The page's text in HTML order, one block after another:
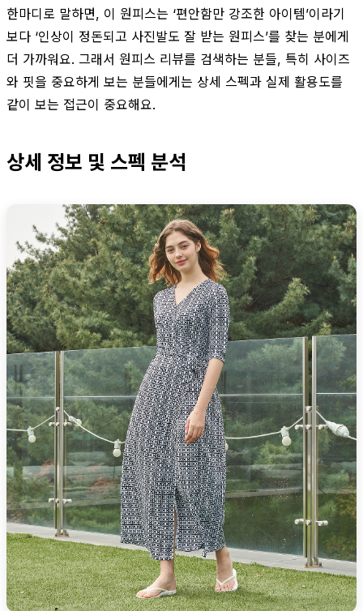
한마디로 말하면, 이 원피스는 ‘편안함만 강조한 아이템’이라기
보다 ‘인상이 정돈되고 사진발도 잘 받는 원피스’를 찾는 분에게
더 가까워요. 그래서 원피스 리뷰를 검색하는 분들, 특히 사이즈
와 핏을 중요하게 보는 분들에게는 상세 스펙과 실제 활용도를
같이 보는 접근이 중요해요.
상세 정보 및 스펙 분석